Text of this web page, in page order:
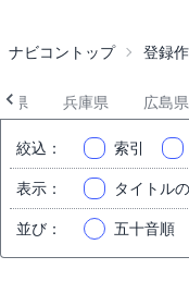
ナビコントップ 登録
県 兵庫県 広島県
絞込 ： 索引
表示 ： タイトル
並び ： 五十音順